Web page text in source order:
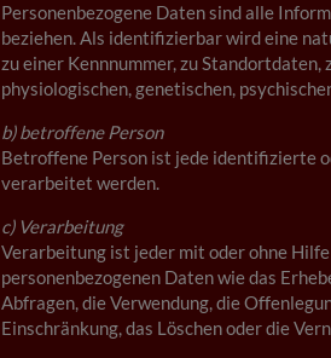
Personenbezogene Daten sind alle
beziehen. Als identifizierbar wird eine
zu einer Kennnummer, zu
physiologischen, genetischen,
b) betroffene Person
Betroffene Person ist jede identifizierte
verarbeitet werden.
c) Verarbeitung
Verarbeitung ist jeder mit oder ohne
personenbezogenen Daten wie das
Abfragen, die Verwendung, die
Einschränkung, das Löschen oder die